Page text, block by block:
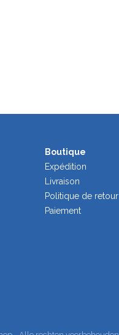
Boutique
Expédition
Livraison
Politique de retour
Paiement